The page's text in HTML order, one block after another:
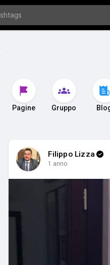
Pagine Gruppo
Filippo Lizza
1 anno